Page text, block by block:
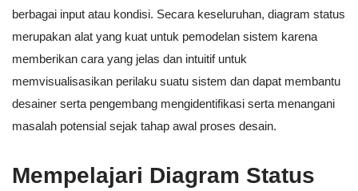
berbagai input atau kondisi. Secara keseluruhan, diagram status
merupakan alat yang kuat untuk pemodelan sistem karena
memberikan cara yang jelas dan intuitif untuk
memvisualisasikan perilaku suatu sistem dan dapat membantu
desainer serta pengembang mengidentifikasi serta menangani
masalah potensial sejak tahap awal proses desain.
Mempelajari Diagram Status